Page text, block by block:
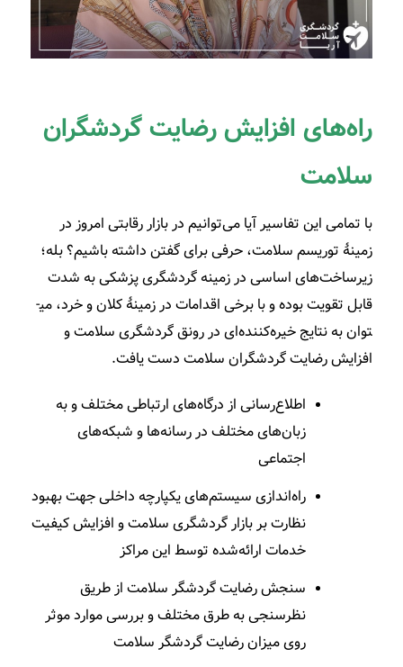
راه‌های افزایش رضایت گردشگران
سلامت
با تمامی این تفاسیر آیا می­‌توانیم در بازار رقابتی امروز در
زمینۀ توریسم سلامت، حرفی برای گفتن داشته باشیم؟ بله؛
زیرساخت­‌های اساسی در زمینه گردشگری پزشکی به شدت
قابل تقویت بوده و با برخی اقدامات در زمینۀ کلان و خرد، می­
توان به نتایج خیره‌کننده­‌ای در رونق گردشگری سلامت و
افزایش رضایت گردشگران سلامت دست یافت.
اطلاع­‌رسانی از درگاه‌­های ارتباطی مختلف و به
زبان­‌های مختلف در رسانه‌­ها و شبکه­‌های
اجتماعی
راه­‌اندازی سیستم‌­های یکپارچه داخلی جهت بهبود
نظارت بر بازار گردشگری سلامت و افزایش کیفیت
خدمات ارائه‌­شده توسط این مراکز
سنجش رضایت گردشگر سلامت از طریق
نظرسنجی به طرق مختلف و بررسی موارد موثر
روی میزان رضایت گردشگر سلامت